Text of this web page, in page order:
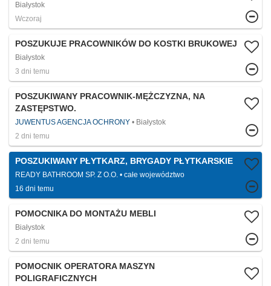
Białystok
Wczoraj
POSZUKUJE PRACOWNIKÓW DO KOSTKI BRUKOWEJ
Białystok
3 dni temu
POSZUKIWANY PRACOWNIK-MĘŻCZYZNA, NA
ZASTĘPSTWO.
JUWENTUS AGENCJA OCHRONY
Białystok
2 dni temu
POSZUKIWANY PŁYTKARZ, BRYGADY PŁYTKARSKIE
READY BATHROOM SP. Z O.O.
całe województwo
16 dni temu
POMOCNIKA DO MONTAŻU MEBLI
Białystok
2 dni temu
POMOCNIK OPERATORA MASZYN
POLIGRAFICZNYCH